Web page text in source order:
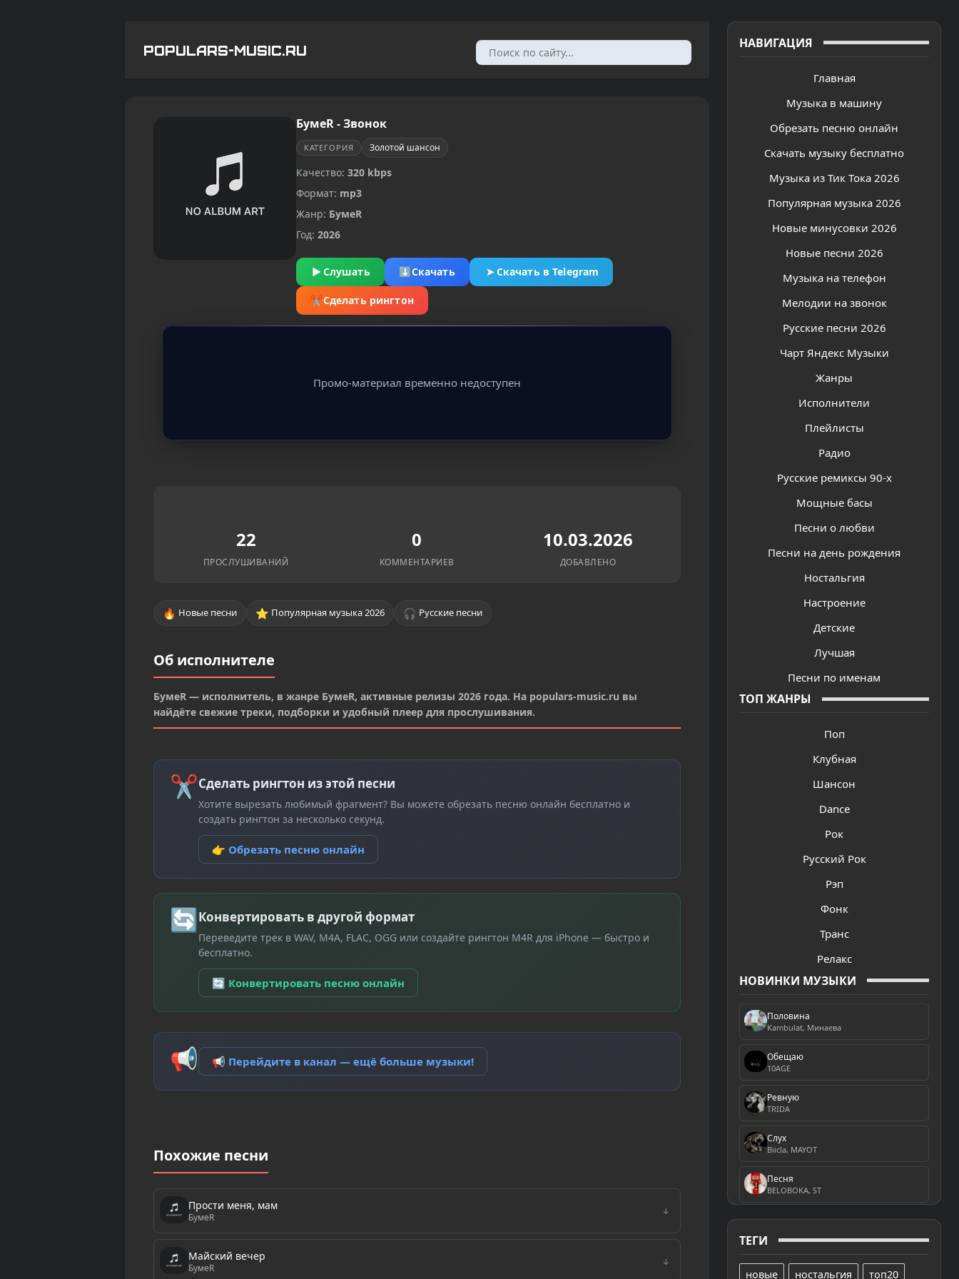
POPULARS-MUSIC.RU НАВИГАЦИЯ
Главная
Музыка в машину
Обрезать песню онлайн
Скачать музыку бесплатно
Музыка из Тик Тока 2026
Популярная музыка 2026
Новые минусовки 2026
Новые песни 2026
Музыка на телефон
Мелодии на звонок
Русские песни 2026
Чарт Яндекс Музыки
Жанры
Исполнители
Плейлисты
Радио
Русские ремиксы 90-х
Мощные басы
Песни о любви
Песни на день рождения
Ностальгия
Настроение
Детские
Лучшая
Песни по именам
ТОП ЖАНРЫ
Поп
Клубная
Шансон
Dance
Рок
Русский Рок
Рэп
Фонк
Транс
Релакс
НОВИНКИ МУЗЫКИ
Половина
Kambulat, Минаева
Обещаю
10AGE
Ревную
TRIDA
Слух
Biicla, MAYOT
Песня
BELOBOKA, ST
ТЕГИ
новые ностальгия топ20
БумеR - Звонок
КАТЕГОРИЯ Золотой шансон
Качество: 320 kbps
Формат: mp3
Жанр: БумеR
Год: 2026
▶ Слушать ⬇Скачать ➤Скачать в Telegram
✂Сделать рингтон
Промо-материал временно недоступен
22
ПРОСЛУШИВАНИЙ
0
КОММЕНТАРИЕВ
10.03.2026
ДОБАВЛЕНО
🔥 Новые песни ⭐ Популярная музыка 2026 🎧 Русские песни
Об исполнителе
БумеR — исполнитель, в жанре БумеR, активные релизы 2026 года. На populars-music.ru вы
найдёте свежие треки, подборки и удобный плеер для прослушивания.
✂Сделать рингтон из этой песни
Хотите вырезать любимый фрагмент? Вы можете обрезать песню онлайн бесплатно и
создать рингтон за несколько секунд.
👉 Обрезать песню онлайн
🔄Конвертировать в другой формат
Переведите трек в WAV, M4A, FLAC, OGG или создайте рингтон M4R для iPhone — быстро и
бесплатно.
🔄 Конвертировать песню онлайн
📢 📢 Перейдите в канал — ещё больше музыки!
Похожие песни
Прости меня, мам
БумеR ↓
Майский вечер
БумеR ↓